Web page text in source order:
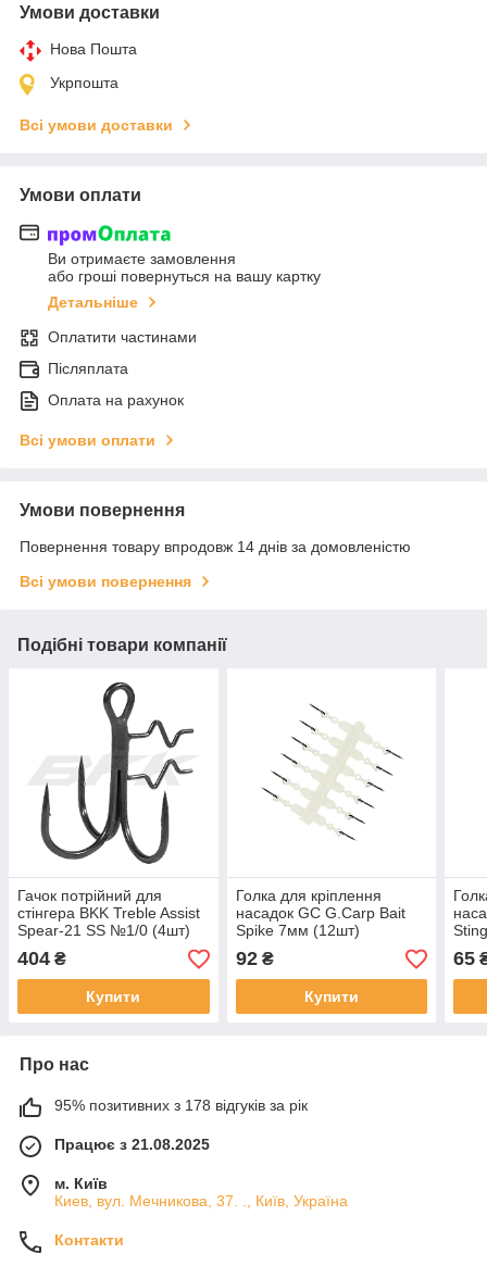
Умови доставки
Нова Пошта
Укрпошта
Всі умови доставки
Умови оплати
Ви отримаєте замовлення
або гроші повернуться на вашу картку
Детальніше
Оплатити частинами
Післяплата
Оплата на рахунок
Всі умови оплати
Умови повернення
Повернення товару впродовж 14 днів за домовленістю
Всі умови повернення
Подібні товари компанії
Гачок потрійний для
стінгера BKK Treble Assist
Spear-21 SS №1/0 (4шт)
404 ₴
Купити
Голка для кріплення
насадок GC G.Carp Bait
Spike 7мм (12шт)
92₴
Купити
65
Про нас
95% позитивних з 178 відгуків за рік
Працює з 21.08.2025
м. Київ
Киев, вул. Мечникова, 37. ., Київ, Україна
Контакти